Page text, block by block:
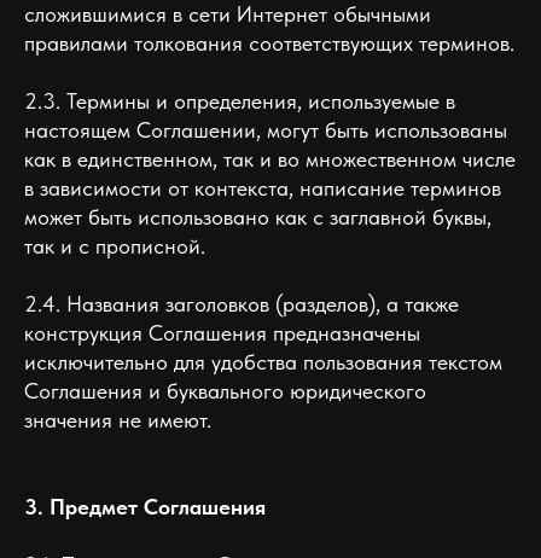
сложившимися в сети Интернет обычными
правилами толкования соответствующих терминов.
2.3. Термины и определения, используемые в
настоящем Соглашении, могут быть использованы
как в единственном, так и во множественном числе
в зависимости от контекста, написание терминов
может быть использовано как с заглавной буквы,
так и с прописной.
2.4. Названия заголовков (разделов), а также
конструкция Соглашения предназначены
исключительно для удобства пользования текстом
Соглашения и буквального юридического
значения не имеют.
3. Предмет Соглашения